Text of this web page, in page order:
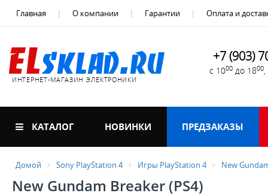
Главная О компании Гарантии Оплата и
ИНТЕРНЕТ-МАГАЗИН ЭЛЕКТРОНИКИ
+7 (903)
с 1000 до 1800
КАТАЛОГ НОВИНКИ ПРЕДЗАКАЗЫ
Домой Sony PlayStation 4 Игры PlayStation 4 New
New Gundam Breaker (PS4)